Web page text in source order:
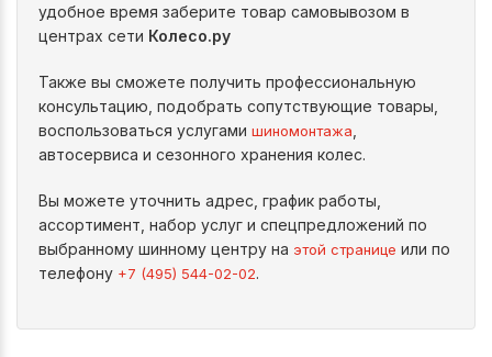
удобное время заберите товар самовывозом в
центрах сети Колесо.ру
Также вы сможете получить профессиональную
консультацию, подобрать сопутствующие товары,
воспользоваться услугами шиномонтажа
автосервиса и сезонного хранения колес.
Вы можете уточнить адрес, график работы,
ассортимент, набор услуг и спецпредложений по
выбранному шинному центру на этой странице или по
телефону +7 (495) 544-02-02.